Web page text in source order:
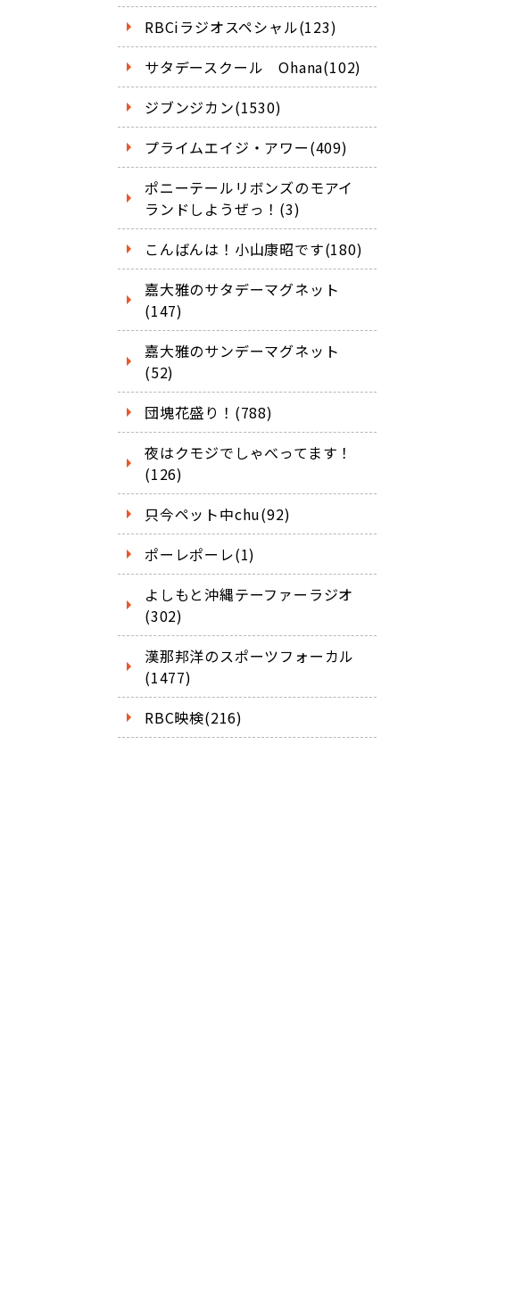
RBCiラジオスペシャル(123)
サタデースクール Ohana(102)
ジブンジカン(1530)
プライムエイジ・アワー(409)
ポニーテールリボンズのモアイ
ランドしようぜっ！(3)
こんばんは！小山康昭です(180)
嘉大雅のサタデーマグネット
(147)
嘉大雅のサンデーマグネット
(52)
団塊花盛り！(788)
夜はクモジでしゃべってます！
(126)
只今ペット中chu(92)
ポーレポーレ(1)
よしもと沖縄テーファーラジオ
(302)
漢那邦洋のスポーツフォーカル
(1477)
RBC映検(216)